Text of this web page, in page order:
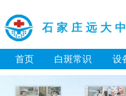
石家庄远大
首页 白斑常识 设